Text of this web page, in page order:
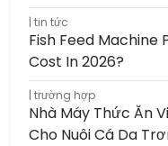
tin tức
Fish Feed Machine
Cost In 2026?
trường hợp
Nhà Máy Thức Ăn
Cho Nuôi Cá Da